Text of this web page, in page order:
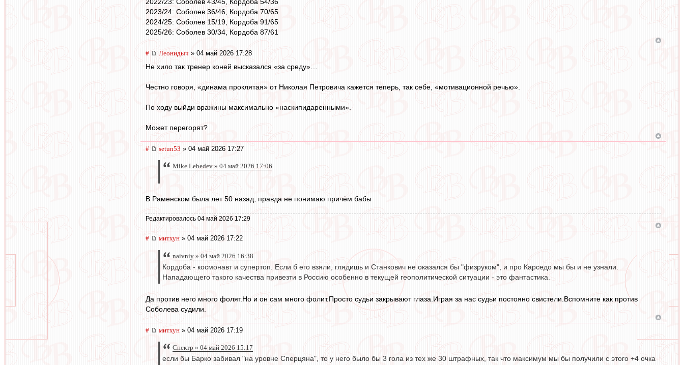
2023/24: Соболев 36/46, Кордоба 70/65
2024/25: Соболев 15/19, Кордоба 91/65
2025/26: Соболев 30/34, Кордоба 87/61
# Леонидыч » 04 май 2026 17:28
Не хило так тренер коней высказался «за среду»…
Честно говоря, «динама проклятая» от Николая Петровича кажется теперь, так себе, «мотивационной речью».
По ходу выйди вражины максимально «наскипидаренными».
Может перегорят?
# setun53 » 04 май 2026 17:27
Mike Lebedev » 04 май 2026 17:06
В Раменском была лет 50 назад, правда не понимаю причём бабы
Редактировалось 04 май 2026 17:29
# митхун » 04 май 2026 17:22
naivniy » 04 май 2026 16:38
Кордоба - космонавт и супертоп. Если б его взяли, глядишь и Станкович не оказался бы "физруком", и про Карседо мы бы и не узнали.
Нападающего такого качества привезти в Россию особенно в текущей геополитической ситуации - это фантастика.
Да против него много фолят.Но и он сам много фолит.Просто судьи закрывают глаза.Играя за нас судьи постояно свистели.Вспомните как против
Соболева судили.
# митхун » 04 май 2026 17:19
Спектр » 04 май 2026 15:17
если бы Барко забивал "на уровне Сперцяна", то у него было бы 3 гола из тех же 30 штрафных, так что максимум мы бы получили с этого +4 очка